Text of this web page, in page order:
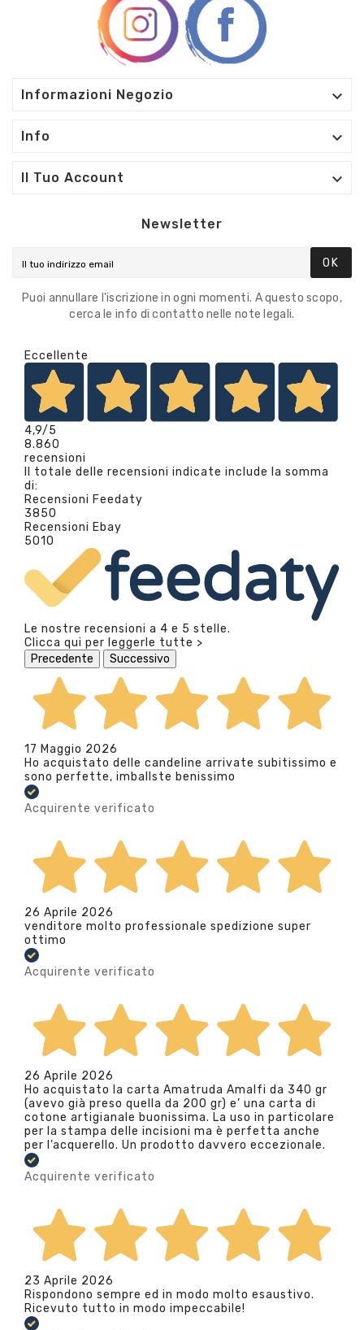
Informazioni Negozio 
Info 
Il Tuo Account 
Newsletter
OK
Puoi annullare l'iscrizione in ogni momenti. A questo scopo,
cerca le info di contatto nelle note legali.
Eccellente
4,9/5
8.860
recensioni
Il totale delle recensioni indicate include la somma
di:
Recensioni Feedaty
3850
Recensioni Ebay
5010
Le nostre recensioni a 4 e 5 stelle.
Clicca qui per leggerle tutte >
Precedente
Successivo
17 Maggio 2026
Ho acquistato delle candeline arrivate subitissimo e
sono perfette, imballste benissimo
Acquirente verificato
26 Aprile 2026
venditore molto professionale spedizione super
ottimo
Acquirente verificato
26 Aprile 2026
Ho acquistato la carta Amatruda Amalfi da 340 gr
(avevo già preso quella da 200 gr) e’ una carta di
cotone artigianale buonissima. La uso in particolare
per la stampa delle incisioni ma è perfetta anche
per l’acquerello. Un prodotto davvero eccezionale.
Acquirente verificato
23 Aprile 2026
Rispondono sempre ed in modo molto esaustivo.
Ricevuto tutto in modo impeccabile!